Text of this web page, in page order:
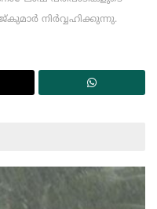
നിര്‍വ്വഹിക്കുന്നു.